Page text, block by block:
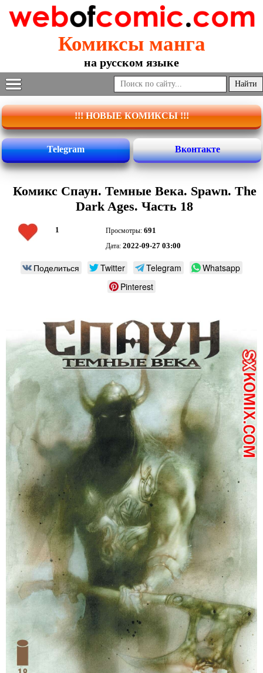
Комиксы манга
на русском языке
!!! НОВЫЕ КОМИКСЫ !!!
Telegram Вконтакте
Комикс Спаун. Темные Века. Spawn. The
Dark Ages. Часть 18
1 Просмотры: 691
Дата: 2022-09-27 03:00
Поделиться Twitter Telegram
Whatsapp
Pinterest